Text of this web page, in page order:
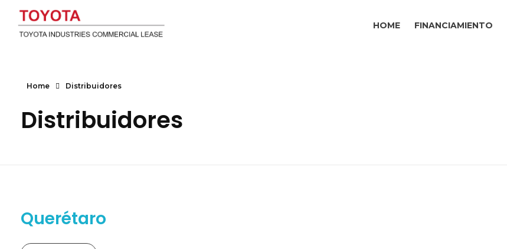
HOME FINANCIAMIENTO
Home Distribuidores
Distribuidores
Querétaro